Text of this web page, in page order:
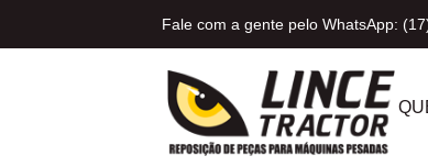
Fale com a gente pelo WhatsApp: